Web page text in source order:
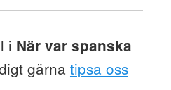
i När var spanska
gärna tipsa oss